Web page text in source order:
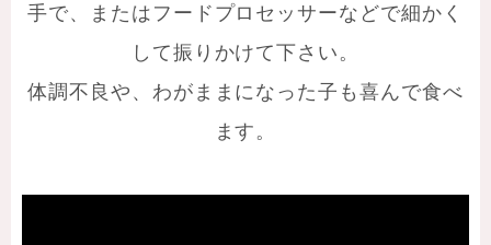
手で、またはフードプロセッサーなどで細かく
して振りかけて下さい。
体調不良や、わがままになった子も喜んで食べ
ます。